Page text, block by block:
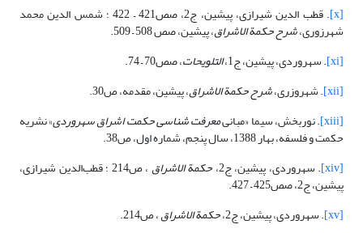
[x]
. قطب الدین شیرازی، پیشین، ج2، صص421 – 422 ؛ شمس الدین محمد
شهرزوری،شرح حکمة الاشراق، پیشین، صص 508 – 509.
[xi]
. سهروردی، پیشین، ج1، التلویحات، صص70 – 74.
[xii]
. شهروزری،شرححکمة الاشراق، پیشین، مقدمه، ص30.
[xiii]
. نوربخش، سیما «مبانیمعرفت شناسی حکمت اشراق سهروردی» نشریه
حکمت و فلسفه، بهار 1388، سال پنجم، شماره اول، ص38.
[xiv]
. سهروردی، پیشین، ج2، حکمة الاشراق ، ص214 ؛ قطب‌الدین شیرازی،
پیشین، ج2، صص425 – 427.
[xv]
. سهروردی، پیشین، ج2، حکمة الاشراق، ص214.